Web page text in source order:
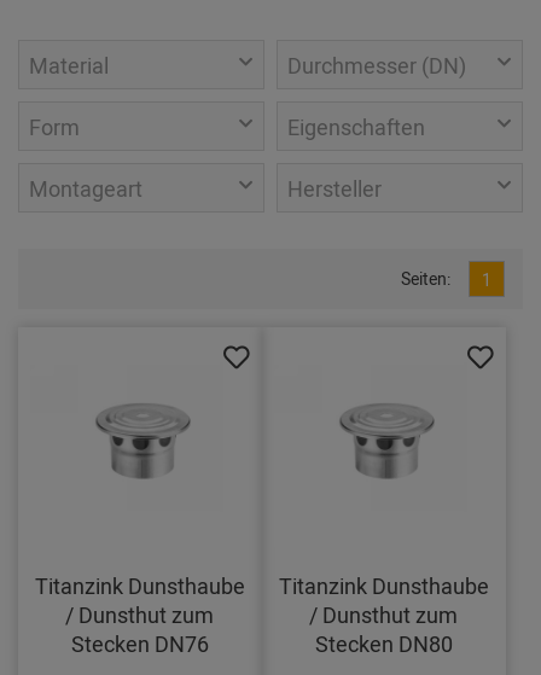
Material Durchmesser (DN)
Form Eigenschaften
Montageart Hersteller
Seiten: 1
Titanzink Dunsthaube
/ Dunsthut zum
Stecken DN76
Titanzink Dunsthaube
/ Dunsthut zum
Stecken DN80